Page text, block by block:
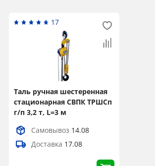
17
Таль ручная шестеренная
стационарная СВПК ТРШСп
г/п 3,2 т, L=3 м
Самовывоз 14.08
Доставка 17.08